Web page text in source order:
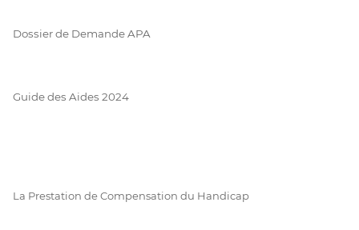
Dossier de Demande APA
Guide des Aides 2024
La Prestation de Compensation du Handicap